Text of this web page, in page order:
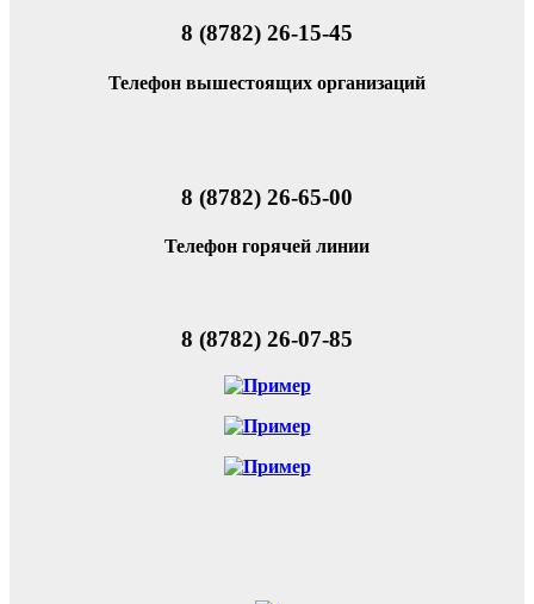
8 (8782) 26-15-45
Телефон вышестоящих организаций
8 (8782) 26-65-00
Телефон горячей линии
8 (8782) 26-07-85